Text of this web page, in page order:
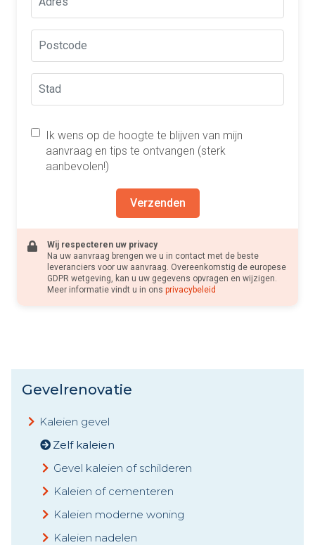
Ik wens op de hoogte te blijven van mijn
aanvraag en tips te ontvangen (sterk
aanbevolen!)
Verzenden
Wij respecteren uw privacy
Na uw aanvraag brengen we u in contact met de beste
leveranciers voor uw aanvraag. Overeenkomstig de europese
GDPR wetgeving, kan u uw gegevens opvragen en wijzigen.
Meer informatie vindt u in ons privacybeleid
Gevelrenovatie
Kaleien gevel
Zelf kaleien
Gevel kaleien of schilderen
Kaleien of cementeren
Kaleien moderne woning
Kaleien nadelen